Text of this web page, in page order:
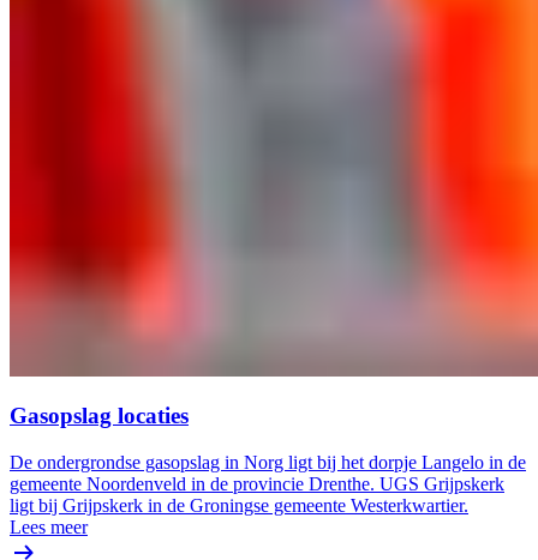
Gasopslag locaties
De ondergrondse gasopslag in Norg ligt bij het dorpje Langelo in de
gemeente Noordenveld in de provincie Drenthe. UGS Grijpskerk
ligt bij Grijpskerk in de Groningse gemeente Westerkwartier.
Lees meer